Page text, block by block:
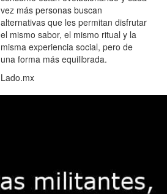
vez más personas buscan
alternativas que les permitan disfrutar
el mismo sabor, el mismo ritual y la
misma experiencia social, pero de
una forma más equilibrada.
Lado.mx